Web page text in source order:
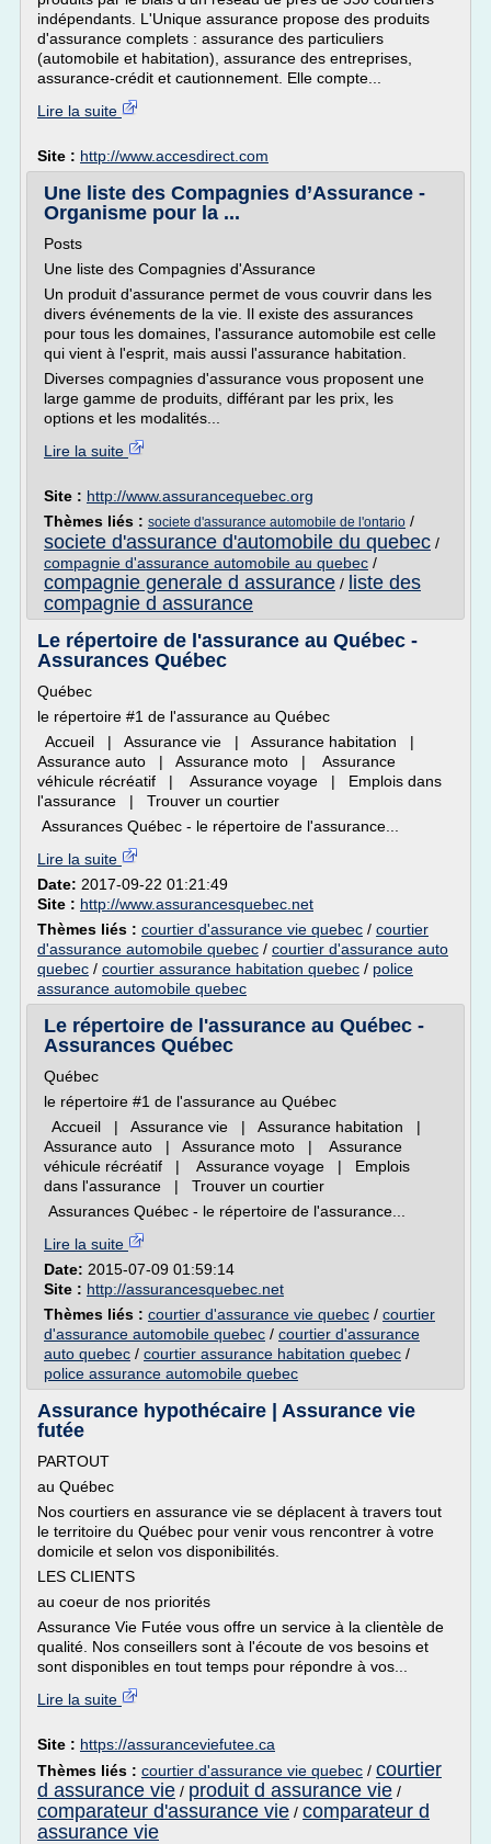
indépendants. L'Unique assurance propose des produits
d'assurance complets : assurance des particuliers
(automobile et habitation), assurance des entreprises,
assurance-crédit et cautionnement. Elle compte...
Lire la suite
Site : http://www.accesdirect.com
Une liste des Compagnies d’Assurance -
Organisme pour la ...
Posts
Une liste des Compagnies d'Assurance
Un produit d'assurance permet de vous couvrir dans les
divers événements de la vie. Il existe des assurances
pour tous les domaines, l'assurance automobile est celle
qui vient à l'esprit, mais aussi l'assurance habitation.
Diverses compagnies d'assurance vous proposent une
large gamme de produits, différant par les prix, les
options et les modalités...
Lire la suite
Site : http://www.assurancequebec.org
Thèmes liés : societe d'assurance automobile de l'ontario /
societe d'assurance d'automobile du quebec /
compagnie d'assurance automobile au quebec /
compagnie generale d assurance / liste des
compagnie d assurance
Le répertoire de l'assurance au Québec -
Assurances Québec
Québec
le répertoire #1 de l'assurance au Québec
Accueil | Assurance vie | Assurance habitation |
Assurance auto | Assurance moto | Assurance
véhicule récréatif | Assurance voyage | Emplois dans
l'assurance | Trouver un courtier
Assurances Québec - le répertoire de l'assurance...
Lire la suite
Date: 2017-09-22 01:21:49
Site : http://www.assurancesquebec.net
Thèmes liés : courtier d'assurance vie quebec / courtier
d'assurance automobile quebec / courtier d'assurance auto
quebec / courtier assurance habitation quebec / police
assurance automobile quebec
Le répertoire de l'assurance au Québec -
Assurances Québec
Québec
le répertoire #1 de l'assurance au Québec
Accueil | Assurance vie | Assurance habitation |
Assurance auto | Assurance moto | Assurance
véhicule récréatif | Assurance voyage | Emplois
dans l'assurance | Trouver un courtier
Assurances Québec - le répertoire de l'assurance...
Lire la suite
Date: 2015-07-09 01:59:14
Site : http://assurancesquebec.net
Thèmes liés : courtier d'assurance vie quebec / courtier
d'assurance automobile quebec / courtier d'assurance
auto quebec / courtier assurance habitation quebec /
police assurance automobile quebec
Assurance hypothécaire | Assurance vie
futée
PARTOUT
au Québec
Nos courtiers en assurance vie se déplacent à travers tout
le territoire du Québec pour venir vous rencontrer à votre
domicile et selon vos disponibilités.
LES CLIENTS
au coeur de nos priorités
Assurance Vie Futée vous offre un service à la clientèle de
qualité. Nos conseillers sont à l'écoute de vos besoins et
sont disponibles en tout temps pour répondre à vos...
Lire la suite
Site : https://assuranceviefutee.ca
Thèmes liés : courtier d'assurance vie quebec / courtier
d assurance vie / produit d assurance vie /
comparateur d'assurance vie / comparateur d
assurance vie